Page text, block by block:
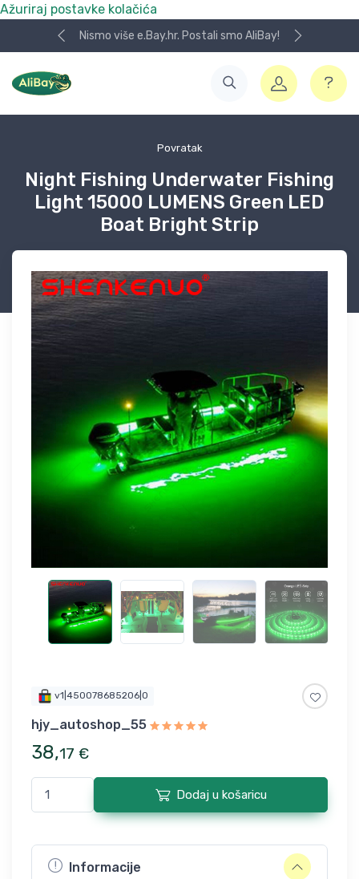
Ažuriraj postavke kolačića
Nismo više e.Bay.hr. Postali smo AliBay!
Povratak
Night Fishing Underwater Fishing
Light 15000 LUMENS Green LED
Boat Bright Strip
v1|450078685206|0
hjy_autoshop_55
38,17 €
Dodaj u košaricu
Informacije